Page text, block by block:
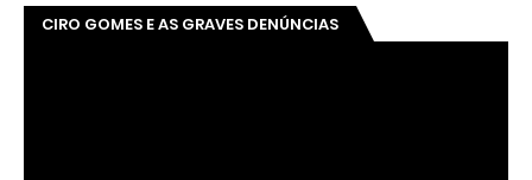
CIRO GOMES E AS GRAVES DENÚNCIAS